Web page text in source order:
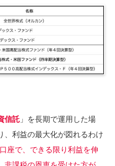
信託 」を長期で運用した場
、利益の最大化が図れるわけ
座で、できる限り利益を伸